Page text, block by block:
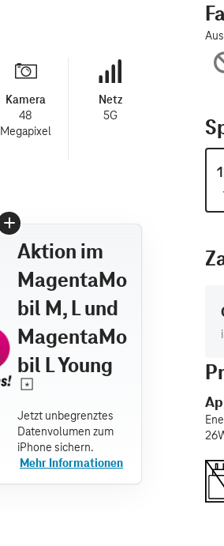
Kamera
48
Megapixel
Netz
5G
Aktion im
MagentaMo
bil M, L und
MagentaMo
bil L Young